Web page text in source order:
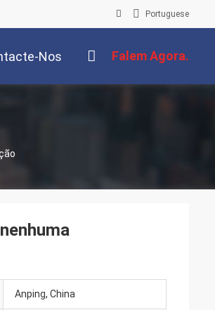
Portuguese
Nos Falem Agora.
Anping, China